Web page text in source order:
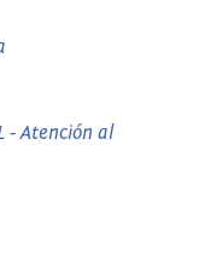
- Atención al